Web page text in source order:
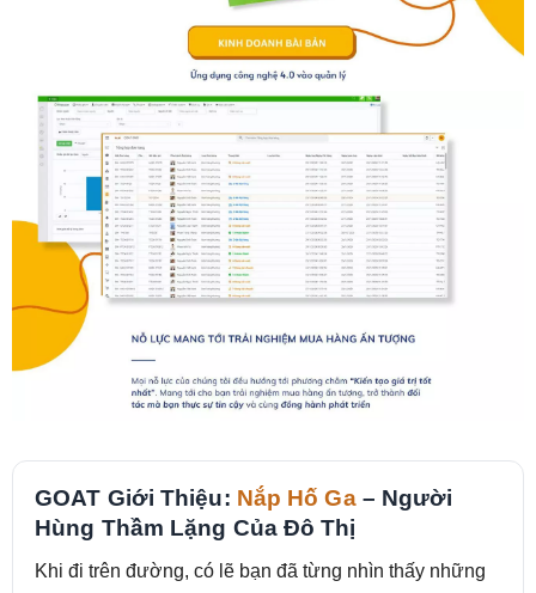
GOAT Giới Thiệu: Nắp Hố Ga– Người
Hùng Thầm Lặng Của Đô Thị
Khi đi trên đường, có lẽ bạn đã từng nhìn thấy những